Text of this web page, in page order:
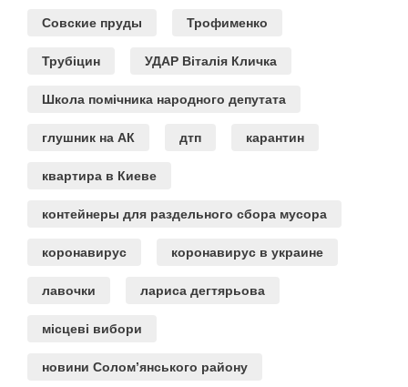
Совские пруды Трофименко
Трубіцин УДАР Віталія Кличка
Школа помічника народного депутата
глушник на АК дтп карантин
квартира в Киеве
контейнеры для раздельного сбора мусора
коронавирус коронавирус в украине
лавочки лариса дегтярьова
місцеві вибори
новини Солом’янського району